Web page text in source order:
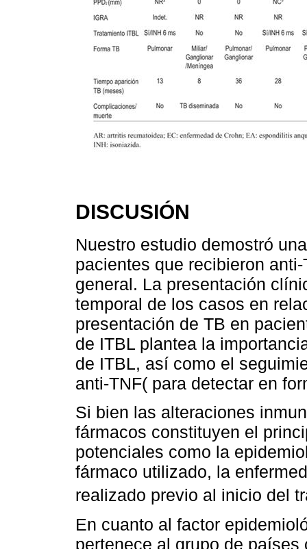
DISCUSIÓN
Nuestro estudio demostró
pacientes que recibieron
general. La presentación
temporal de los casos en
presentación de TB en
de ITBL plantea la
de ITBL, así como el
anti-TNF( para detectar en
Si bien las alteraciones
fármacos constituyen el
potenciales como la
fármaco utilizado, la
realizado previo al inicio del
En cuanto al factor
pertenece al grupo de